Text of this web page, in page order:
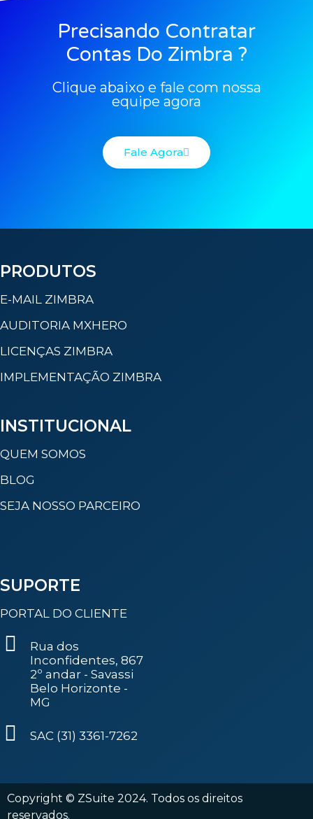
Precisando Contratar
Contas Do Zimbra ?
Clique abaixo e fale com nossa
equipe agora
Fale Agora
PRODUTOS
E-MAIL ZIMBRA
AUDITORIA MXHERO
LICENÇAS ZIMBRA
IMPLEMENTAÇÃO ZIMBRA
INSTITUCIONAL
QUEM SOMOS
BLOG
SEJA NOSSO PARCEIRO
SUPORTE
PORTAL DO CLIENTE
Rua dos
Inconfidentes, 867
2º andar - Savassi
Belo Horizonte -
MG
SAC (31) 3361-7262
Copyright © ZSuite 2024. Todos os direitos
reservados.